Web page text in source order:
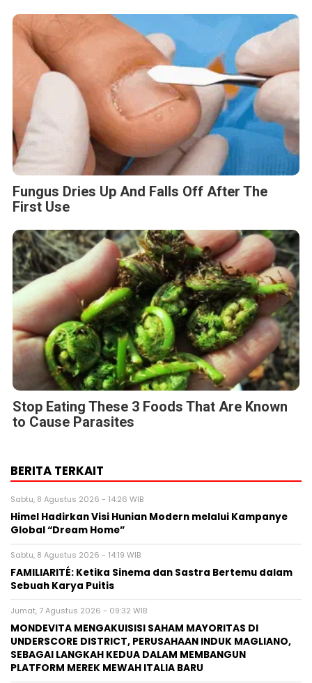
Fungus Dries Up And Falls Off After The
First Use
Stop Eating These 3 Foods That Are Known
to Cause Parasites
BERITA TERKAIT
Sabtu, 8 Agustus 2026 - 14:26 WIB
Himel Hadirkan Visi Hunian Modern melalui Kampanye
Global “Dream Home”
Sabtu, 8 Agustus 2026 - 14:19 WIB
FAMILIARITÉ: Ketika Sinema dan Sastra Bertemu dalam
Sebuah Karya Puitis
Jumat, 7 Agustus 2026 - 09:32 WIB
MONDEVITA MENGAKUISISI SAHAM MAYORITAS DI
UNDERSCORE DISTRICT, PERUSAHAAN INDUK MAGLIANO,
SEBAGAI LANGKAH KEDUA DALAM MEMBANGUN
PLATFORM MEREK MEWAH ITALIA BARU